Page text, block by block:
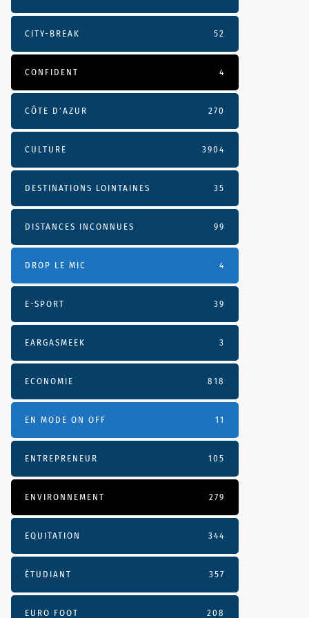
CITY-BREAK 52
CONFIDENT 4
CÔTE D’AZUR 270
CULTURE 3904
DESTINATIONS LOINTAINES 35
DISTANCES INCONNUES 99
DROP LE MIC 4
E-SPORT 39
EARGASMEEK 3
ECONOMIE 818
EN MODE ON OFF 11
ENTREPRENEUR 105
ENVIRONNEMENT 279
EQUITATION 344
ÉTUDIANT 357
EURO FOOT 208